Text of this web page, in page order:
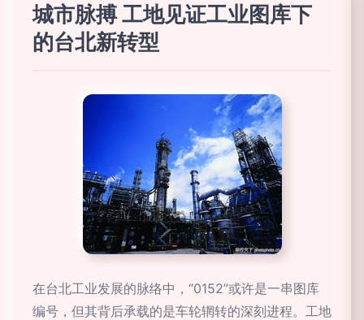
城市脉搏 工地见证工业图库下
的台北新转型
在台北工业发展的脉络中，“0152”或许是一串图库
编号，但其背后承载的是车轮辋转的深刻进程。工地